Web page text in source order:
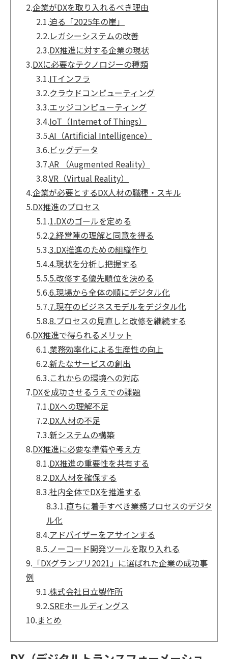
2.企業がDXを取り入れるべき理由
2.1.迫る「2025年の崖」
2.2.レガシーシステムの改善
2.3.DX推進に対する企業の現状
3.DXに必要なテクノロジーの種類
3.1.ITインフラ
3.2.クラウドコンピューティング
3.3.エッジコンピューティング
3.4.IoT（Internet of Things）
3.5.AI（Artificial Intelligence）
3.6.ビッグデータ
3.7.AR （Augmented Reality）
3.8.VR（Virtual Reality）
4.企業が必要とするDX人材の職種・スキル
5.DX推進のプロセス
5.1.1.DXのゴールを定める
5.2.2.経営陣の理解と同意を得る
5.3.3.DX推進のための組織作り
5.4.4.現状を分析し把握する
5.5.5.改修する優先順位を決める
5.6.6.現場から全体の順にデジタル化
5.7.7.現在のビジネスモデルをデジタル化
5.8.8.プロセスの見直しと改修を継続する
6.DX推進で得られるメリット
6.1.業務効率化による生産性の向上
6.2.新たなサービスの創出
6.3.これからの環境への対応
7.DXを成功させるうえでの課題
7.1.DXへの理解不足
7.2.DX人材の不足
7.3.新システムの構築
8.DX推進に必要な準備や考え方
8.1.DX推進の重要性を共有する
8.2.DX人材を確保する
8.3.社内全体でDXを推進する
8.3.1.直ちに着手すべき業務プロセスのデジタ
ル化
8.4.アドバイザーをアサインする
8.5.ノーコード開発ツールを取り入れる
9. 「DXグランプリ2021」に選ばれた企業の成功事
例
9.1.株式会社日立製作所
9.2.SREホールディングス
10.まとめ